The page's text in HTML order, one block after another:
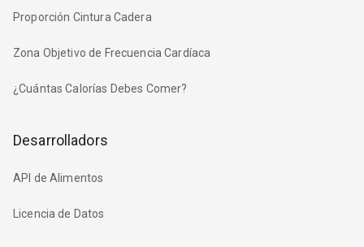
Proporción Cintura Cadera
Zona Objetivo de Frecuencia Cardíaca
¿Cuántas Calorías Debes Comer?
Desarrolladors
API de Alimentos
Licencia de Datos